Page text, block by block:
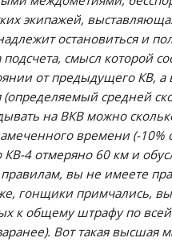
экипажей,
остановиться и
смысл которой
от предыдущего КВ, а
средней
на ВКВ можно
времени (-10%
4 отмеряно 60 км и
вы не имеете
гонщики примчались,
к общему штрафу по всей
Вот такая высшая